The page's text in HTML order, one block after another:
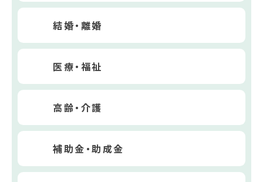
結婚・離婚
医療・福祉
高齢・介護
補助金・助成金